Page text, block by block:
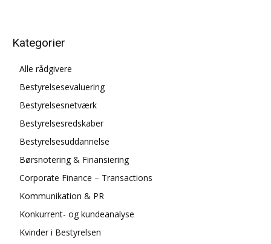
Kategorier
Alle rådgivere
Bestyrelsesevaluering
Bestyrelsesnetværk
Bestyrelsesredskaber
Bestyrelsesuddannelse
Børsnotering & Finansiering
Corporate Finance – Transactions
Kommunikation & PR
Konkurrent- og kundeanalyse
Kvinder i Bestyrelsen